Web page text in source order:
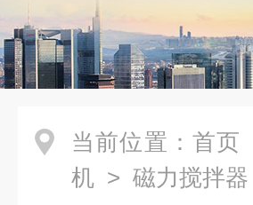
当前位置： 首页
机 > 磁力搅拌器